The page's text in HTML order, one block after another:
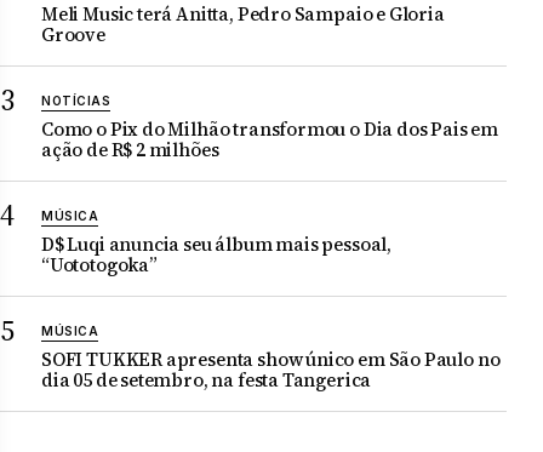
Meli Music terá Anitta, Pedro Sampaio e Gloria
Groove
NOTÍCIAS
Como o Pix do Milhão transformou o Dia dos Pais em
ação de R$ 2 milhões
MÚSICA
D$ Luqi anuncia seu álbum mais pessoal,
“Uototogoka”
MÚSICA
SOFI TUKKER apresenta show único em São Paulo no
dia 05 de setembro, na festa Tangerica